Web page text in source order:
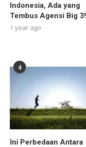
Indonesia, Ada yang
Tembus Agensi Big 3!
1 year ago
4
Ini Perbedaan Antara